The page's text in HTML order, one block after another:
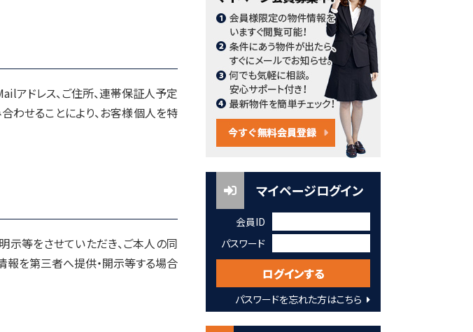
アドレス、ご住所、連帯保証人予定
わせることにより、お客様個人を特
示等をさせていただき、ご本人の同
報を第三者へ提供・開示等する場合
マイページログイン
会員ID
パスワード
パスワードを忘れた方はこちら